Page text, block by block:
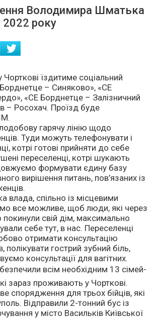
Володимира Шматька
2022 року
Чорткові їздитиме соціальний
– Синяково», «СЕ
«СЕ Борднетце – Залізничний
– Росохач. Проїзд буде
гарячу лінію щодо
Туди можуть телефонувати і
котрі готові прийняти до себе
переселенці, котрі шукають
формувати єдину базу
вирішення питань, пов’язаних із
влада, спільно із місцевими
все можливе, щоб люди, які через
покинули свій дім, максимально
себе тут, в нас. Переселенці
отримати консультацію
полікувати гострий зубний біль,
консультації для вагітних.
всім необхідним 13 сімей-
зараз проживають у Чорткові.
спорядження для трьох бійців, які
Відправили 2-тонний бус із
у місто Васильків Київської